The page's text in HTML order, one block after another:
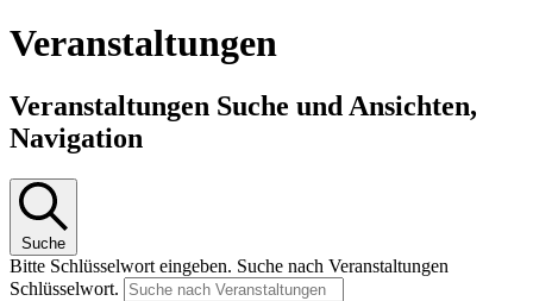
Veranstaltungen
Veranstaltungen Suche und Ansichten,
Navigation
Suche
Bitte Schlüsselwort eingeben. Suche nach Veranstaltungen
Schlüsselwort.